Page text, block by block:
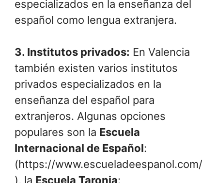
especializados en la enseñanza del
español como lengua extranjera.
3. Institutos privados: En Valencia
también existen varios institutos
privados especializados en la
enseñanza del español para
extranjeros. Algunas opciones
populares son la Escuela
Internacional de Español:
(https://www.escueladeespanol.com/
), la Escuela Taronja: